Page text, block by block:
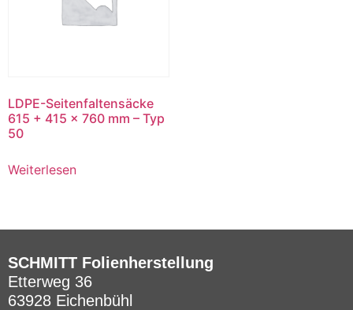
LDPE-Seitenfaltensäcke
615 + 415 x 760 mm – Typ
50
Weiterlesen
SCHMITT Folienherstellung
Etterweg 36
63928 Eichenbühl